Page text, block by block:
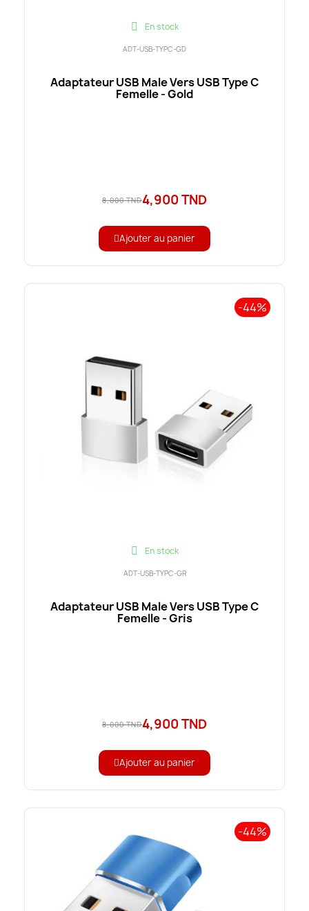
En stock
ADT-USB-TYPC-GD
Adaptateur USB Male Vers USB Type C
Femelle - Gold
8,000 TND4,900 TND
Ajouter au panier
-44%
En stock
ADT-USB-TYPC-GR
Adaptateur USB Male Vers USB Type C
Femelle - Gris
8,000 TND4,900 TND
Ajouter au panier
-44%